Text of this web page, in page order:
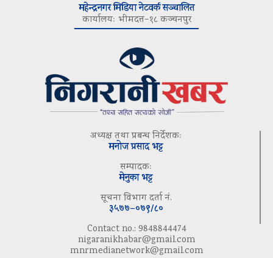
महेन्द्रनगर मिडिया नेटवर्क सञ्चालित
कार्यालयः भीमदत्त–१८ कञ्चनपुर
अध्यक्ष तथा प्रबन्ध निर्देशकः
मनोज प्रसाद भट्ट
सम्पादकः
मेनुका भट्ट
सूचना विभाग दर्ता नं.
३५७७–०७९/८०
Contact no.: 9848844474
nigaranikhabar@gmail.com
mnrmedianetwork@gmail.com